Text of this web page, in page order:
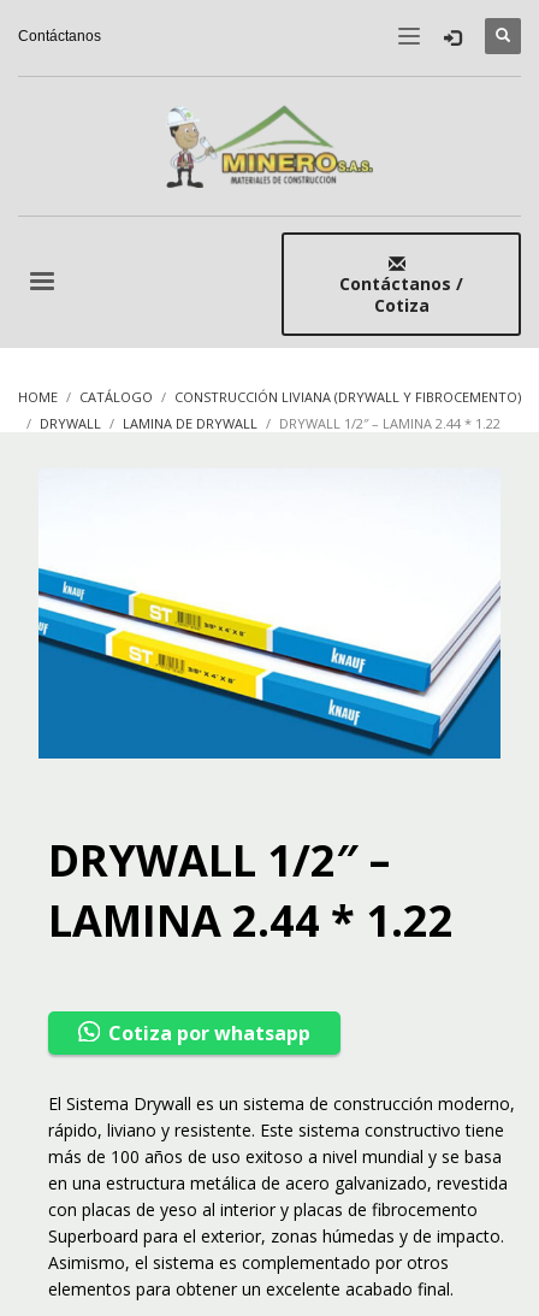
Contáctanos
Contáctanos /
Cotiza
HOME CATÁLOGO
CONSTRUCCIÓN LIVIANA (DRYWALL Y FIBROCEMENTO)
DRYWALL
LAMINA DE DRYWALL DRYWALL 1/2″ – LAMINA 2.44 * 1.22
DRYWALL 1/2″ –
LAMINA 2.44 * 1.22
Cotiza por whatsapp
El Sistema Drywall es un sistema de construcción moderno,
rápido, liviano y resistente. Este sistema constructivo tiene
más de 100 años de uso exitoso a nivel mundial y se basa
en una estructura metálica de acero galvanizado, revestida
con placas de yeso al interior y placas de fibrocemento
Superboard para el exterior, zonas húmedas y de impacto.
Asimismo, el sistema es complementado por otros
elementos para obtener un excelente acabado final.